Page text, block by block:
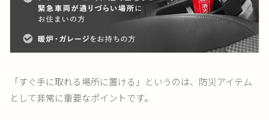
「すぐ手に取れる場所に置ける」というのは、防災アイテム
として非常に重要なポイントです。